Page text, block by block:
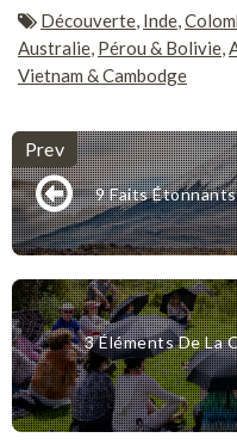
Découverte Inde
Australie Pérou & Bolivie
Vietnam & Cambodge
9 Faits Étonnants
3 Éléments De La